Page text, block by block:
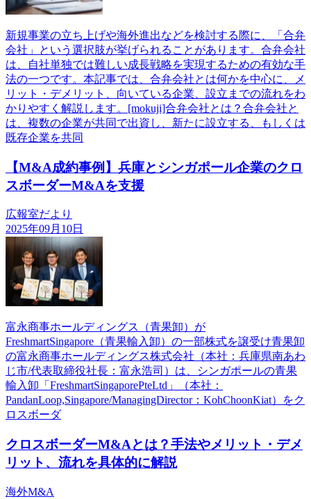
新規事業の立ち上げや海外進出などを検討する際に、「合弁
会社」という選択肢が挙げられることがあります。合弁会社
は、自社単独では難しい成長戦略を実現するための有効な手
法の一つです。本記事では、合弁会社とは何かを中心に、メ
リット・デメリット、向いている企業、設立までの流れをわ
かりやすく解説します。[mokuji]合弁会社とは？合弁会社と
は、複数の企業が共同で出資し、新たに設立する、もしくは
既存企業を共同
【M&A成約事例】兵庫とシンガポール企業のクロ
スボーダーM&Aを支援
広報室だより
2025年09月10日
富永商事ホールディングス（青果卸）が
FreshmartSingapore（青果輸入卸）の一部株式を譲受け青果卸
の富永商事ホールディングス株式会社（本社：兵庫県南あわ
じ市/代表取締役社長：富永浩司）は、シンガポールの青果
輸入卸「FreshmartSingaporePteLtd」（本社：
PandanLoop,Singapore/ManagingDirector：KohChoonKiat）をク
ロスボーダ
クロスボーダーM&Aとは？手法やメリット・デメ
リット、流れを具体的に解説
海外M&A